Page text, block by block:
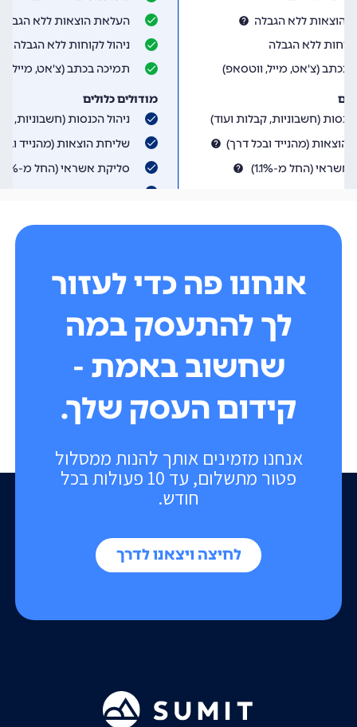
אנחנו מזמינים אותך להנות ממסלול
פטור מתשלום, עד 10 פעולות בכל
חודש.
לחיצה ויצאנו לדרך
אנחנו פה כדי לעזור
לך להתעסק במה
שחשוב באמת -
קידום העסק שלך.